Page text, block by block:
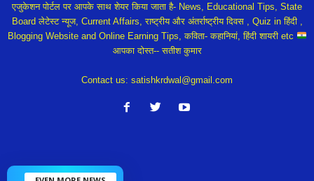
एजुकेशन पोर्टल पर आपके साथ शेयर किया जाता है- News, Educational Tips, State
Board लेटेस्ट न्यूज, Current Affairs, राष्ट्रीय और अंतर्राष्ट्रीय दिवस , Quiz in हिंदी ,
Blogging Website and Online Earning Tips, कविता- कहानियां, हिंदी शायरी etc
आपका दोस्त-- सतीश कुमार
Contact us: satishkrdwal@gmail.com